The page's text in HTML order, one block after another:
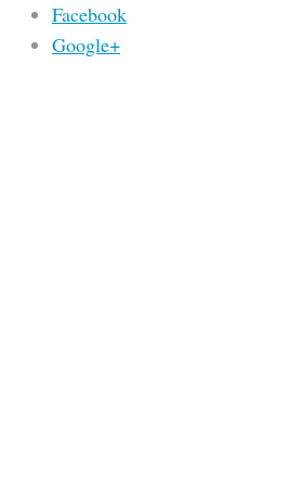
Facebook
Google+